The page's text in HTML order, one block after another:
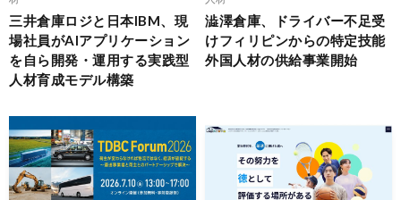
三井倉庫ロジと日本IBM、現
場社員がAIアプリケーション
を自ら開発・運用する実践型
人材育成モデル構築
澁澤倉庫、ドライバー不足受
けフィリピンからの特定技能
外国人材の供給事業開始